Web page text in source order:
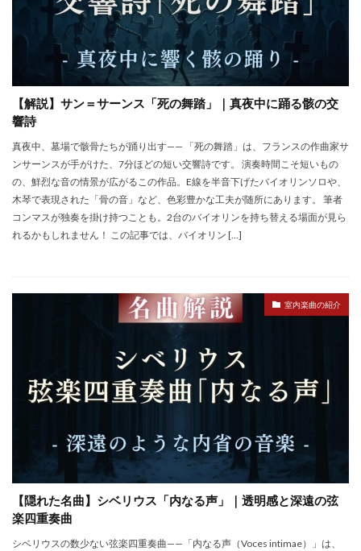
【解説】サン＝サーンス「死の舞踏」｜真夜中に踊る骸の交
響詩
真夜中、墓場で骸骨たちが踊り出す—— 「死の舞踏」は、フランスの作曲家サ
ンサーンスが手がけた、7分ほどの短い交響詩です。 演奏時間こそ短いもの
の、鮮烈な音の情景が広がるこの作品。E線を半音下げたバイオリンソロや、
木琴で表現された「骨の音」など、色彩豊かな工夫が随所にあります。 筆者
コンマスが独奏を掛け持つことも。2台のバイオリンを持ち替える場面が見ら
れるかもしれません！ この記事では、バイオリン […]
室内楽曲の紹介
【隠れた名曲】シベリウス「内なる声」｜透明感と深遠の弦
楽四重奏曲
シベリウスの数少ない弦楽四重奏曲——「内なる声（Voces intimae）」は、